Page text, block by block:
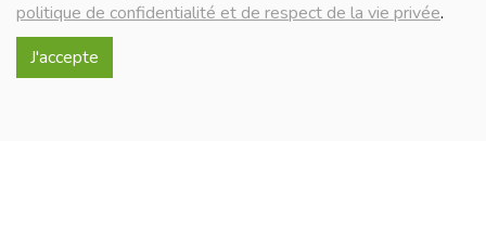
politique de confidentialité et de respect de la vie privée.
J'accepte